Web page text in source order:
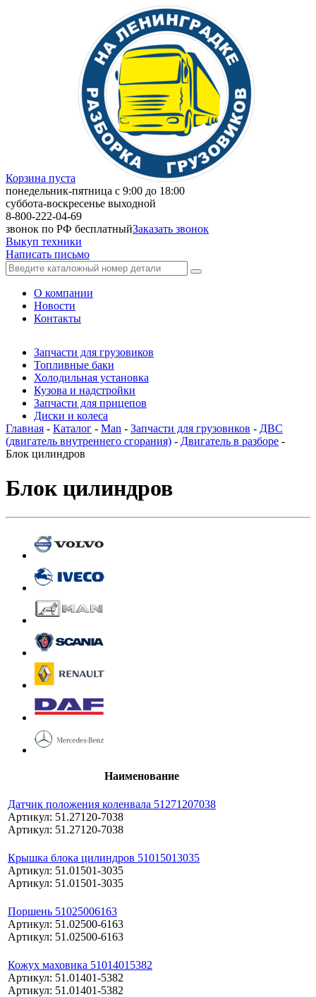
Корзина пуста
понедельник-пятница с 9:00 до 18:00
суббота-воскресенье выходной
8-800-222-04-69
звонок по РФ бесплатныйЗаказать звонок
Выкуп техники
Написать письмо
О компании
Новости
Контакты
Запчасти для грузовиков
Топливные баки
Холодильная установка
Кузова и надстройки
Запчасти для прицепов
Диски и колеса
Главная - Каталог - Man - Запчасти для грузовиков - ДВС
(двигатель внутреннего сгорания) - Двигатель в разборе -
Блок цилиндров
Блок цилиндров
Наименование
Датчик положения коленвала 51271207038
Артикул: 51.27120-7038
Артикул: 51.27120-7038
Крышка блока цилиндров 51015013035
Артикул: 51.01501-3035
Артикул: 51.01501-3035
Поршень 51025006163
Артикул: 51.02500-6163
Артикул: 51.02500-6163
Кожух маховика 51014015382
Артикул: 51.01401-5382
Артикул: 51.01401-5382